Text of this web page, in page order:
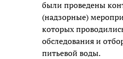
были проведены
(надзорные)
которых
обследования и
питьевой воды.